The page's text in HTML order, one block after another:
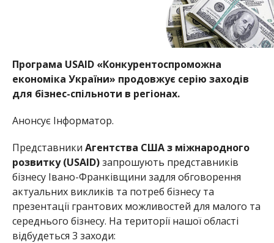
Програма USAID «Конкурентоспроможна
економіка України» продовжує серію заходів
для бізнес-спільноти в регіонах.
Анонсує Інформатор.
Представники Агентства США з міжнародного
розвитку (USAID)запрошують представників
бізнесу Івано-Франківщини задля обговорення
актуальних викликів та потреб бізнесу та
презентації грантових можливостей для малого та
середнього бізнесу. На території нашої області
відбудеться 3 заходи: